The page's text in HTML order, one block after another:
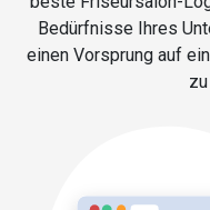
Bedürfnisse Ihres
einen Vorsprung auf